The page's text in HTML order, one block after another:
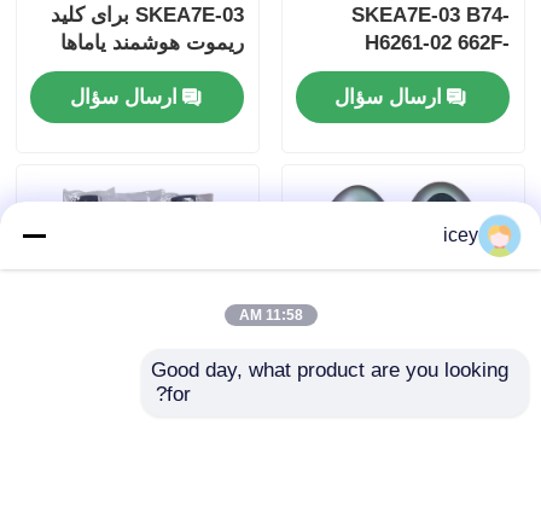
SKEA7E-03 B74-
H6261-02 662F-
SKEA7D03
ارسال سؤال
SKEA7E-03 برای کلید
ریموت هوشمند یاماها
B74-H6261-02/662F-
SKEA7D03ارسال سؤال
icey
11:58 AM
Good day, what product are you looking
for?